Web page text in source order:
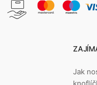
Jak